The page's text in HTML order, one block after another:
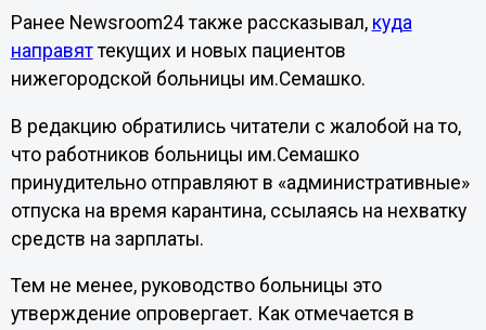
Ранее Newsroom24 также рассказывал, куда
направяттекущих и новых пациентов
нижегородской больницы им.Семашко.
В редакцию обратились читатели с жалобой на то,
что работников больницы им.Семашко
принудительно отправляют в «административные»
отпуска на время карантина, ссылаясь на нехватку
средств на зарплаты.
Тем не менее, руководство больницы это
утверждение опровергает. Как отмечается в